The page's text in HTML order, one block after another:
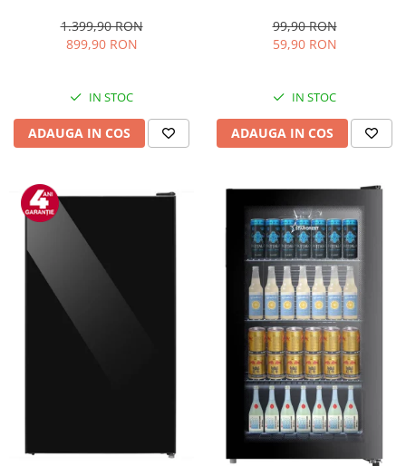
Termostat reglabil, Iluminare
LED, Picioare ajustabile, Usi
1.399,90 RON
899,90 RON
IN STOC
ADAUGA IN COS
nonaderente, Deschidere
180°, Suprafata de gatire 23 x
99,90 RON
59,90 RON
IN STOC
ADAUGA IN COS